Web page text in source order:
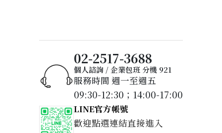
02-2517-3688
個人諮詢 / 企業包班 分機 921
服務時間 週一至週五
09:30-12:30；14:00-17:00
LINE官方帳號
歡迎點選連結直接進入